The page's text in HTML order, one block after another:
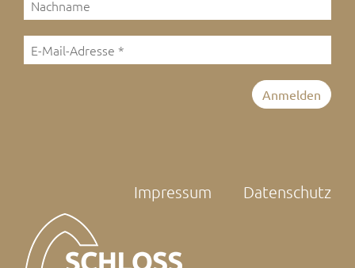
Impressum Datenschutz